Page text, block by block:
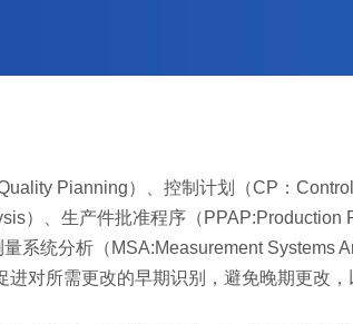
Pianning）、控制计划（CP：
）、生产件批准程序（PPAP:Production
系统分析（MSA:Measurement Systems
对所需更改的早期识别，避免晚期更改，